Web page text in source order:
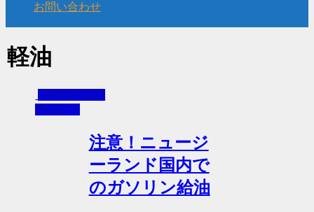
お問い合わせ
軽油
ニュージーラ
ンド情報
注意！ニュージ
ーランド国内で
のガソリン給油